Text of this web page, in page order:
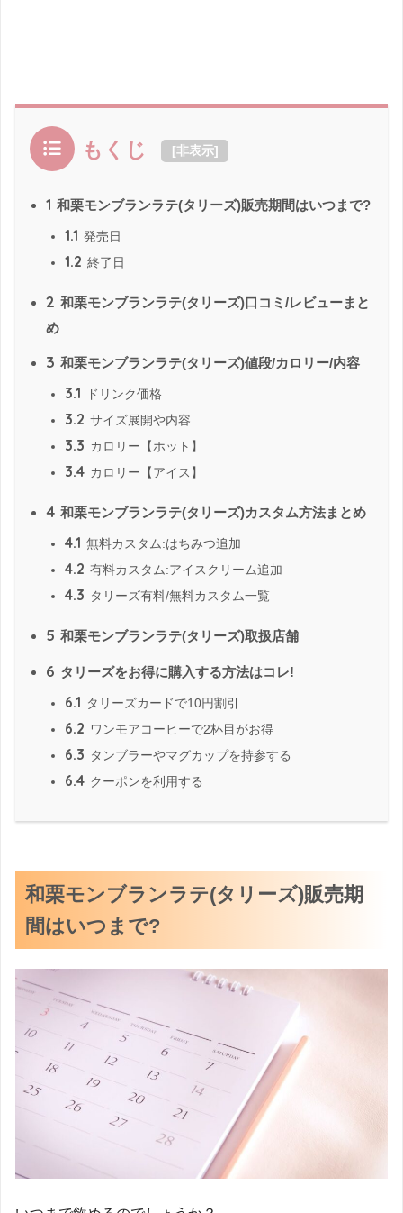
もくじ [非表示]
1 和栗モンブランラテ(タリーズ)販売期間はいつまで?
1.1 発売日
1.2 終了日
2 和栗モンブランラテ(タリーズ)口コミ/レビューまと
め
3 和栗モンブランラテ(タリーズ)値段/カロリー/内容
3.1 ドリンク価格
3.2 サイズ展開や内容
3.3 カロリー【ホット】
3.4 カロリー【アイス】
4 和栗モンブランラテ(タリーズ)カスタム方法まとめ
4.1 無料カスタム:はちみつ追加
4.2 有料カスタム:アイスクリーム追加
4.3 タリーズ有料/無料カスタム一覧
5 和栗モンブランラテ(タリーズ)取扱店舗
6 タリーズをお得に購入する方法はコレ!
6.1 タリーズカードで10円割引
6.2 ワンモアコーヒーで2杯目がお得
6.3 タンブラーやマグカップを持参する
6.4 クーポンを利用する
和栗モンブランラテ(タリーズ)販売期
間はいつまで?